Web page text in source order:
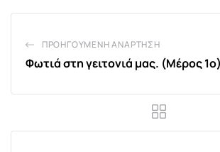
ΠΡΟΗΓΟΎΜΕΝΗ ΑΝΆΡΤΗΣΗ
Φωτιά στη γειτονιά μας. (Μέρος 1ο)